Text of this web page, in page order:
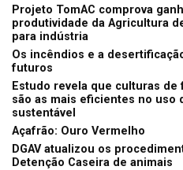
Projeto TomAC comprova
produtividade da Agricultura
para indústria
Os incêndios e a
futuros
Estudo revela que culturas
são as mais eficientes no uso
sustentável
Açafrão: Ouro Vermelho
DGAV atualizou os
Detenção Caseira de animais